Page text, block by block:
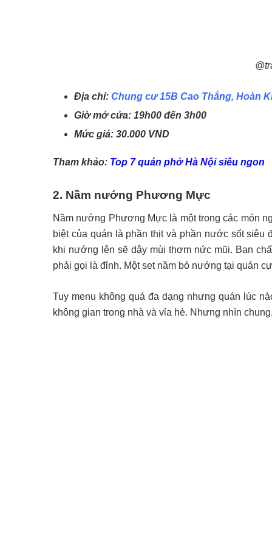
Địa chỉ: Chung cư 15B Cao Thắng, Hoàn
Giờ mở cửa: 19h00 đến 3h00
Mức giá: 30.000 VND
Tham khảo: Top 7 quán phở Hà Nội siêu ngon
2. Nầm nướng Phương Mực
Nầm nướng Phương Mực là một trong các món
biệt của quán là phần thịt và phần nước sốt
khi nướng lên sẽ dậy mùi thơm nức mũi. Bạn
phải gọi là đỉnh. Một set nầm bò nướng tại quán
Tuy menu không quá đa dạng nhưng quán lúc
không gian trong nhà và vỉa hè. Nhưng nhìn